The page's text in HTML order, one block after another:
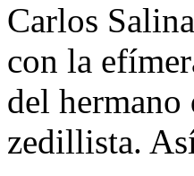
Carlos
con la
del
zedillista.